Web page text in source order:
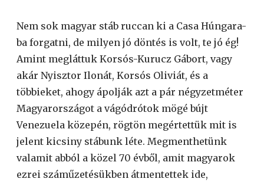
Nem sok magyar stáb ruccan ki a Casa Húngara-
ba forgatni, de milyen jó döntés is volt, te jó ég!
Amint megláttuk Korsós-Kurucz Gábort, vagy
akár Nyisztor Ilonát, Korsós Oliviát, és a
többieket, ahogy ápolják azt a pár négyzetméter
Magyarországot a vágódrótok mögé bújt
Venezuela közepén, rögtön megértettük mit is
jelent kicsiny stábunk léte. Megmenthetünk
valamit abból a közel 70 évből, amit magyarok
ezrei száműzetésükben átmentettek ide,